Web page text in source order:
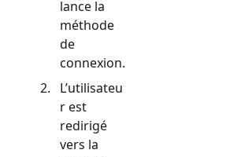
lance la
méthode
de
connexion.
L’utilisateu
r est
redirigé
vers la